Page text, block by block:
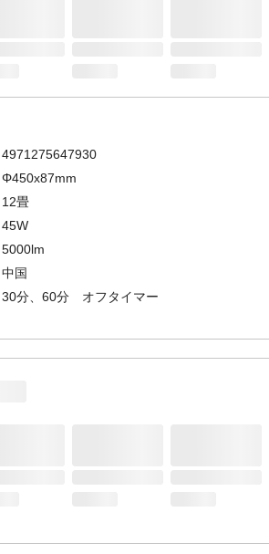
4971275647930
Φ450x87mm
12畳
45W
5000lm
中国
30分、60分 オフタイマー
0.95㎏